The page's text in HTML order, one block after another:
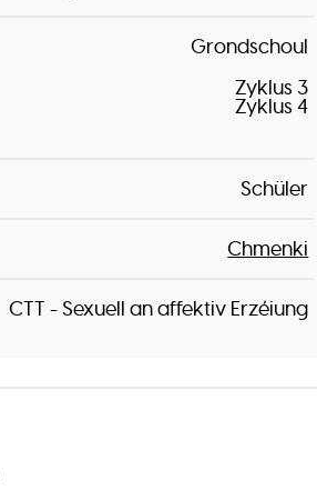
Grondschoul
Zyklus 3
Zyklus 4
Schüler
Chmenki
CTT - Sexuell an affektiv Erzéiung